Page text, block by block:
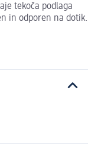
tekoča podlaga
in odporen na dotik.